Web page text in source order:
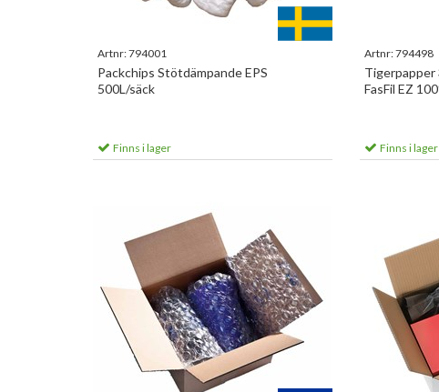
Artnr:794001
Packchips Stötdämpande EPS
500L/säck
Finns i lager
Artnr:794498
Tigerpapper
FasFil EZ
Finns i lager